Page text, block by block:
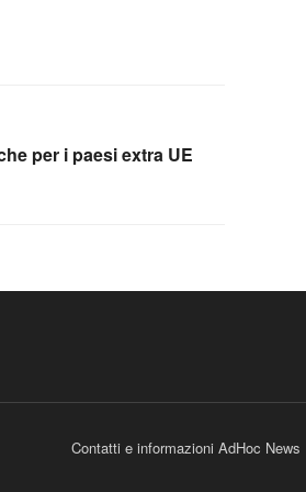
per i paesi extra UE
Contatti e informazioni AdHoc News